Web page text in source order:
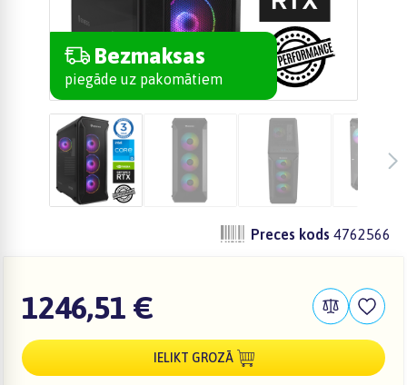
Bezmaksas
piegāde uz pakomātiem
Preces kods 4762566
1246,51 €
IELIKT GROZĀ